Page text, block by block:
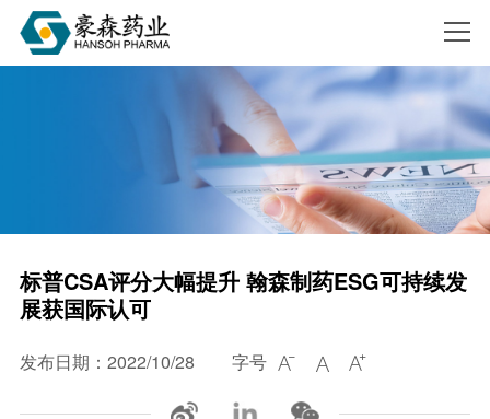
标普CSA评分大幅提升 翰森制药ESG可持续发
展获国际认可
发布日期：2022/10/28 字号   